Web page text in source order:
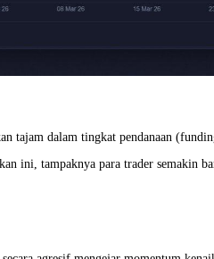
dalam tingkat pendanaan
ini, tampaknya para trader semakin